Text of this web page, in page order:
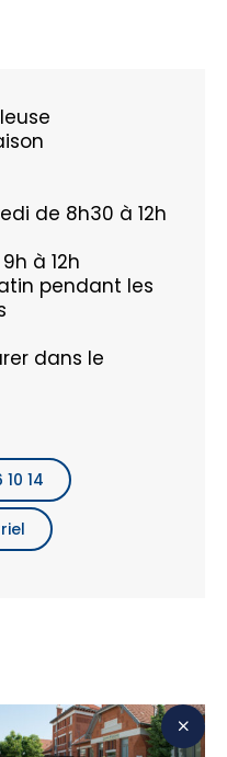
de 8h30 à 12h
à 12h
pendant les
dans le
10 14